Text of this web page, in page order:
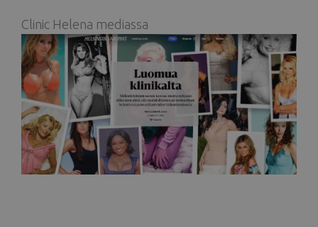
Clinic Helena mediassa